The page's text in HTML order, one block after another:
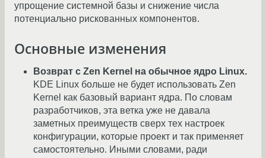
упрощение системной базы и снижение числа
потенциально рискованных компонентов.
Основные изменения
Возврат с Zen Kernel на обычное ядро Linux.
KDE Linux больше не будет использовать Zen
Kernel как базовый вариант ядра. По словам
разработчиков, эта ветка уже не давала
заметных преимуществ сверх тех настроек
конфигурации, которые проект и так применяет
самостоятельно. Иными словами, ради